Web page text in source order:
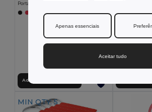
+5 CORES
Adicionar ao Carrinho
Porta-
MIN QTY: 5
Apenas essenciais
Aceitar tudo